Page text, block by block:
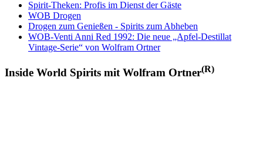
Spirit-Theken: Profis im Dienst der Gäste
WOB Drogen
Drogen zum Genießen - Spirits zum Abheben
WOB-Venti Anni Red 1992: Die neue „Apfel-Destillat
Vintage-Serie“ von Wolfram Ortner
Inside World Spirits mit Wolfram Ortner(R)